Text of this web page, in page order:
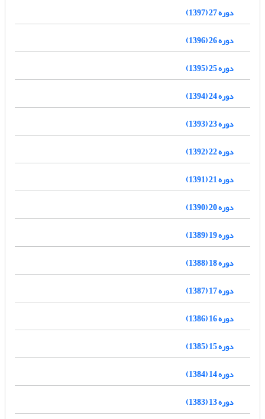
دوره 27 (1397)
دوره 26 (1396)
دوره 25 (1395)
دوره 24 (1394)
دوره 23 (1393)
دوره 22 (1392)
دوره 21 (1391)
دوره 20 (1390)
دوره 19 (1389)
دوره 18 (1388)
دوره 17 (1387)
دوره 16 (1386)
دوره 15 (1385)
دوره 14 (1384)
دوره 13 (1383)